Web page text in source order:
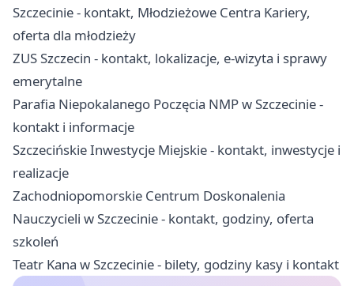
Szczecinie - kontakt, Młodzieżowe Centra Kariery,
oferta dla młodzieży
ZUS Szczecin - kontakt, lokalizacje, e-wizyta i sprawy
emerytalne
Parafia Niepokalanego Poczęcia NMP w Szczecinie -
kontakt i informacje
Szczecińskie Inwestycje Miejskie - kontakt, inwestycje i
realizacje
Zachodniopomorskie Centrum Doskonalenia
Nauczycieli w Szczecinie - kontakt, godziny, oferta
szkoleń
Teatr Kana w Szczecinie - bilety, godziny kasy i kontakt